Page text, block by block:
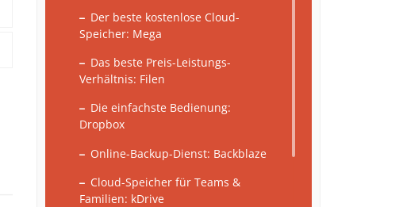
Der beste kostenlose Cloud-
Speicher: Mega
Das beste Preis-Leistungs-
Verhältnis: Filen
Die einfachste Bedienung:
Dropbox
Online-Backup-Dienst: Backblaze
Cloud-Speicher für Teams &
Familien: kDrive